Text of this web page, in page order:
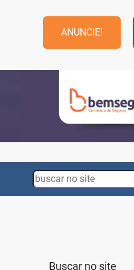
ANUNCIE!
Search
Buscar no site